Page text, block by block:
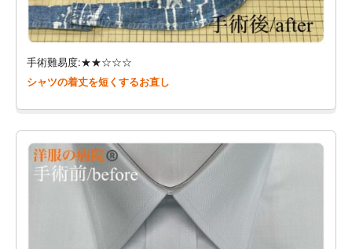
手術難易度:★★☆☆☆
シャツの着丈を短くするお直し